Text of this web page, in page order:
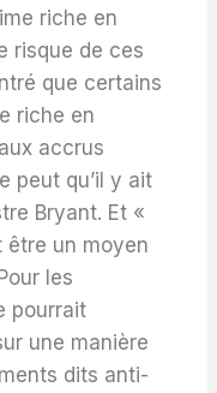
riche en
risque de ces
que certains
riche en
accrus
peut qu’il y ait
Bryant. Et «
être un moyen
les
pourrait
une manière
dits anti-